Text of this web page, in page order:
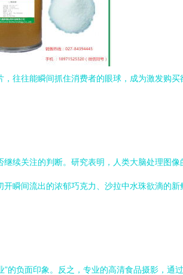
往往能瞬间抓住消费者的眼球，成为激发购
续关注的判断。研究表明，人类大脑处理图
瞬间流出的浓郁巧克力、沙拉中水珠欲滴的
的负面印象。反之，专业的高清食品摄影，通